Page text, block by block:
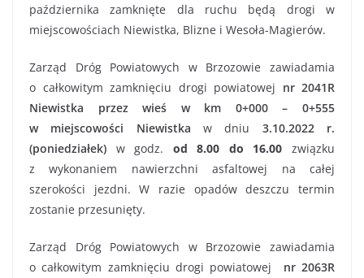
października zamknięte dla ruchu będą drogi w
miejscowościach Niewistka, Blizne i Wesoła-Magierów.
Zarząd Dróg Powiatowych w Brzozowie zawiadamia
o całkowitym zamknięciu drogi powiatowej nr 2041R
Niewistka przez wieś w km 0+000 – 0+555
w miejscowości Niewistka w dniu 3.10.2022 r.
(poniedziałek) w godz. od 8.00 do 16.00 związku
z wykonaniem nawierzchni asfaltowej na całej
szerokości jezdni. W razie opadów deszczu termin
zostanie przesunięty.
Zarząd Dróg Powiatowych w Brzozowie zawiadamia
o całkowitym zamknięciu drogi powiatowej nr2063R